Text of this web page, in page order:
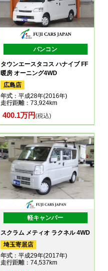
バンコン
タウンエースタコス ハナイブ FF
暖房 オーニング4WD
広島店
年式：平成28年(2016年)
走行距離：73,924km
400.1万円(税込)
軽キャンパー
スクラム メティオ ラクネル 4WD
埼玉寄居店
年式：平成29年(2017年)
走行距離：74,537km